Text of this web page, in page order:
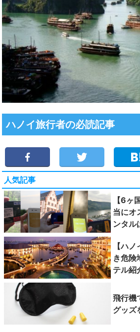
ハノイ旅行者の必読記事
人気記事
【6ヶ
当にオ
ンタル
【ハ
き危険
テル紹
飛行機
グッズ